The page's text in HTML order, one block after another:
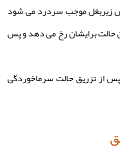
زیربغل موجب سردرد می شود
حالت برایشان رخ می دهد و پس
از تزریق حالت سرماخوردگی